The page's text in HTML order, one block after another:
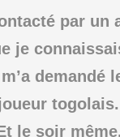
par un
je
demandé
le soir